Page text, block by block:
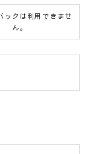
ックは利用できませ
ん。